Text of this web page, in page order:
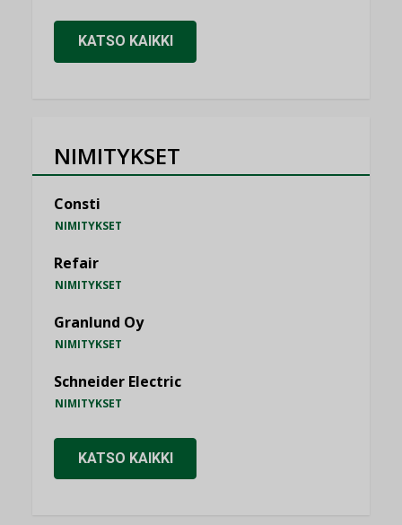
KATSO KAIKKI
NIMITYKSET
Consti
NIMITYKSET
Refair
NIMITYKSET
Granlund Oy
NIMITYKSET
Schneider Electric
NIMITYKSET
KATSO KAIKKI